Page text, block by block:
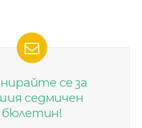
се за
седмичен
бюлетин!